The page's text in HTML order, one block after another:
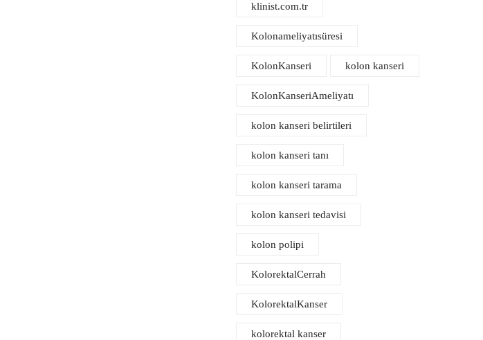
klinist.com.tr
Kolonameliyatısüresi
KolonKanseri kolon kanseri
KolonKanseriAmeliyatı
kolon kanseri belirtileri
kolon kanseri tanı
kolon kanseri tarama
kolon kanseri tedavisi
kolon polipi
KolorektalCerrah
KolorektalKanser
kolorektal kanser